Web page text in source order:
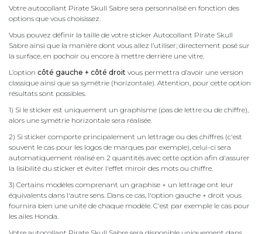
Votre autocollant Pirate Skull Sabre sera personnalisé en fonction des
options que vous choisissez.
Vous pouvez définir la taille de votre sticker Autocollant Pirate Skull
Sabre ainsi que la manière dont vous allez l’utiliser; directement posé sur
la surface, en pochoir ou encore à mettre derrière une vitre.
L’option côté gauche + côté droit vous permettra d’avoir une version
classique ainsi que sa symétrie (horizontale). Attention, pour cette option
résultats sont possibles.
1) Si le sticker est uniquement un graphisme (pas de lettre ou de chiffre),
alors une symétrie horizontale sera réalisée.
2) Si sticker comporte principalement un lettrage ou des chiffres (c'est
souvent le cas pour les logos de marques par exemple), celui-ci sera
automatiquement réalisé en 2 quantités avec cette option afin d'assurer
la lisibilité du sticker et éviter l'effet miroir des mots ou chiffre.
3) Certains modèles comprenant un graphise + un lettrage ont leur
équivalents dans l'autre sens. Dans ce cas, l'option gauche + droit vous
fournira bien une unité de chaque modèle. C'est par exemple le cas pour
les ailes Honda.